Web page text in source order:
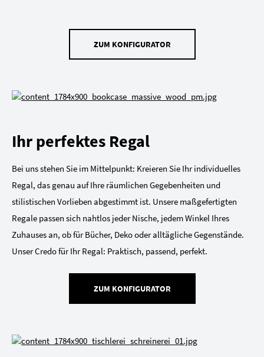
ZUM KONFIGURATOR
Ihr perfektes Regal
Bei uns stehen Sie im Mittelpunkt: Kreieren Sie Ihr individuelles
Regal, das genau auf Ihre räumlichen Gegebenheiten und
stilistischen Vorlieben abgestimmt ist. Unsere maßgefertigten
Regale passen sich nahtlos jeder Nische, jedem Winkel Ihres
Zuhauses an, ob für Bücher, Deko oder alltägliche Gegenstände.
Unser Credo für Ihr Regal: Praktisch, passend, perfekt.
ZUM KONFIGURATOR